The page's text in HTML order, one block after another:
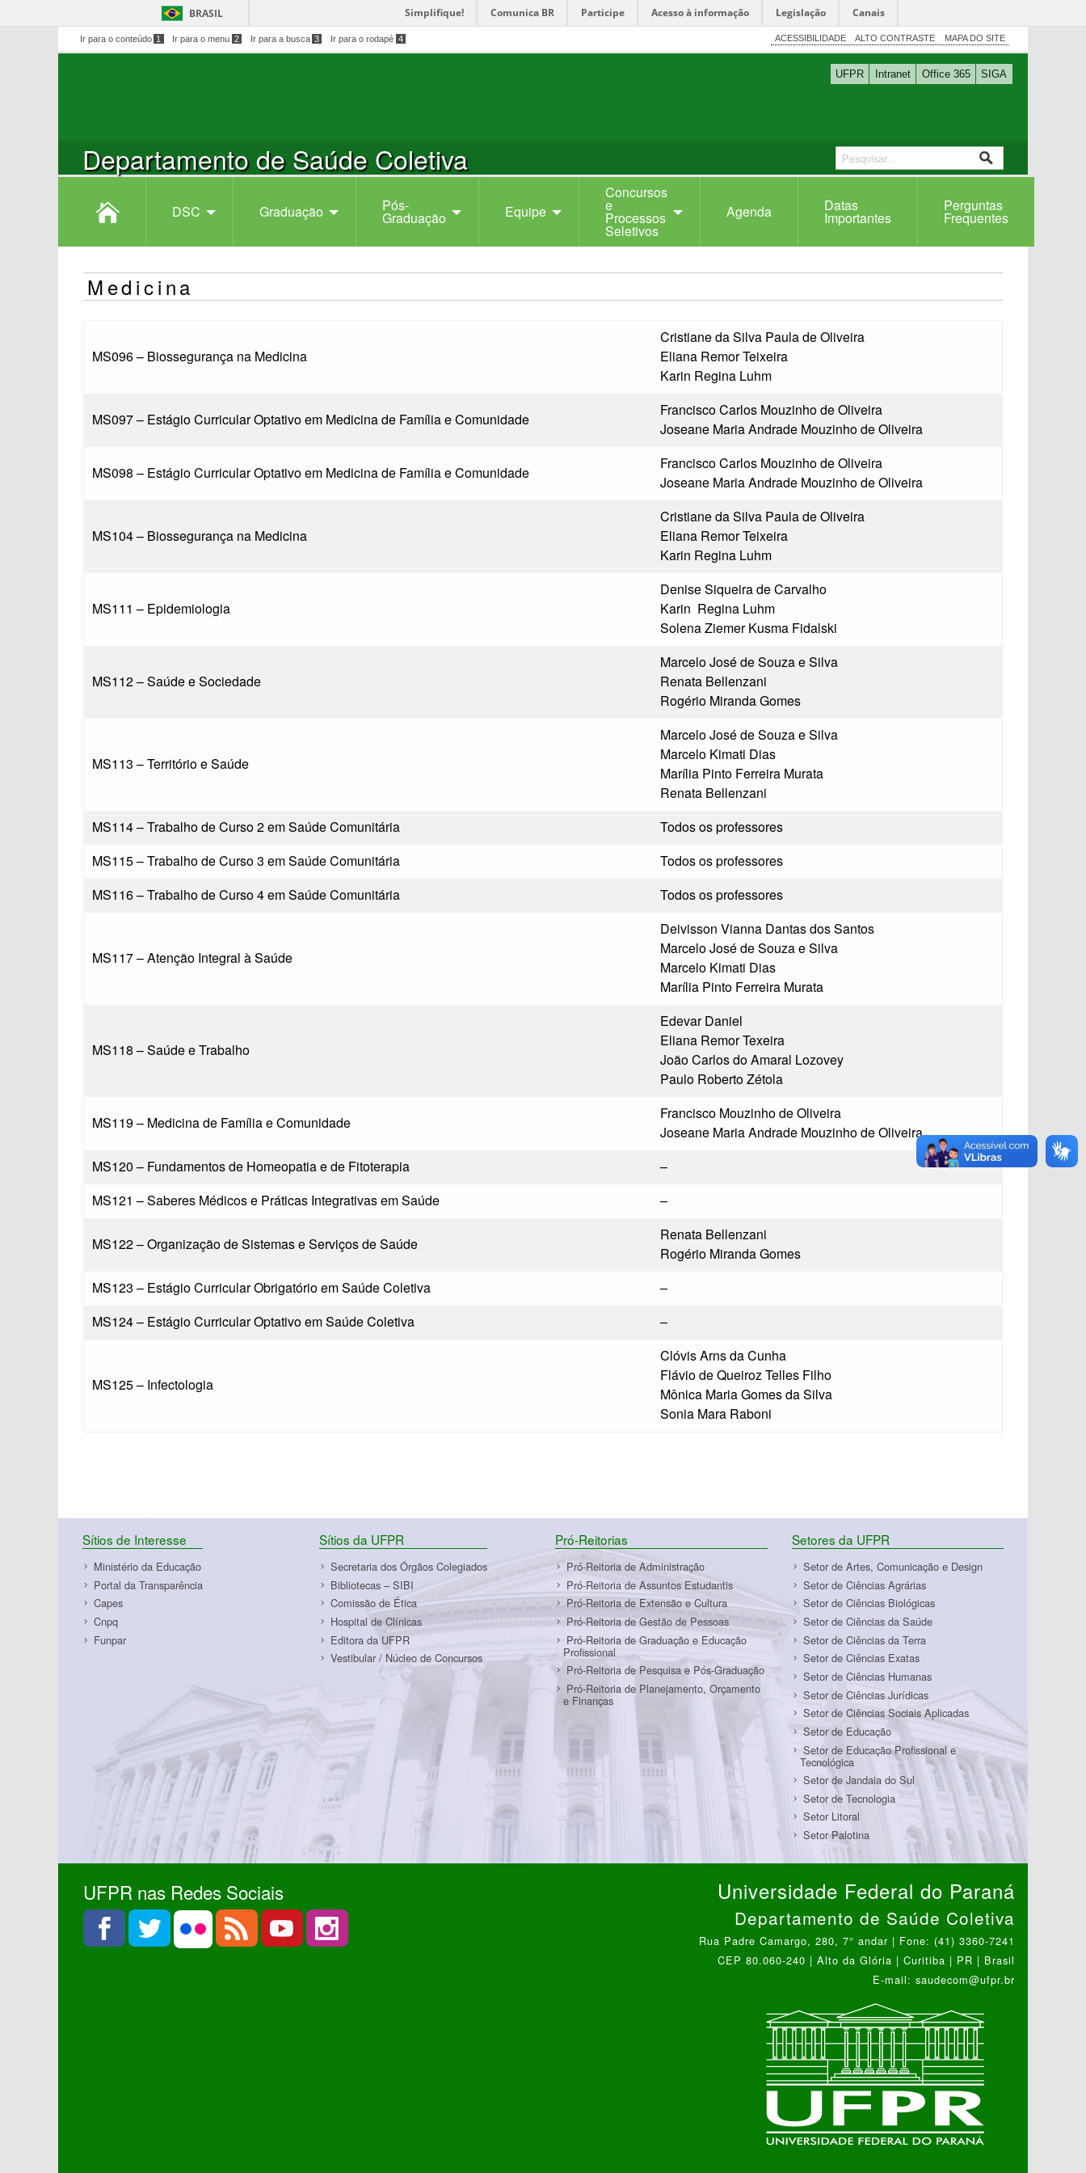
BRASIL Simplifique! Comunica BR Participe Acesso à informação Legislação Canais
Ir para o conteúdo 1 Ir para o menu 2 Ir para a busca 3 Ir para o rodapé 4 ACESSIBILIDADE ALTO CONTRASTE MAPA DO SITE
UFPR Intranet Office 365 SIGA
Departamento de Saúde Coletiva
DSC Graduação Pós-
Graduação Equipe
Concursos
e
Processos
Seletivos
Agenda Datas
Importantes
Perguntas
Frequentes
Medicina
MS096 – Biossegurança na Medicina
Cristiane da Silva Paula de Oliveira
Eliana Remor Teixeira
Karin Regina Luhm
MS097 – Estágio Curricular Optativo em Medicina de Família e Comunidade
Francisco Carlos Mouzinho de Oliveira
Joseane Maria Andrade Mouzinho de Oliveira
MS098 – Estágio Curricular Optativo em Medicina de Família e Comunidade
Francisco Carlos Mouzinho de Oliveira
Joseane Maria Andrade Mouzinho de Oliveira
MS104 – Biossegurança na Medicina
Cristiane da Silva Paula de Oliveira
Eliana Remor Teixeira
Karin Regina Luhm
MS111 – Epidemiologia
Denise Siqueira de Carvalho
Karin Regina Luhm
Solena Ziemer Kusma Fidalski
MS112 – Saúde e Sociedade
Marcelo José de Souza e Silva
Renata Bellenzani
Rogério Miranda Gomes
MS113 – Território e Saúde
Marcelo José de Souza e Silva
Marcelo Kimati Dias
Marília Pinto Ferreira Murata
Renata Bellenzani
MS114 – Trabalho de Curso 2 em Saúde Comunitária
Todos os professores
MS115 – Trabalho de Curso 3 em Saúde Comunitária
Todos os professores
MS116 – Trabalho de Curso 4 em Saúde Comunitária
Todos os professores
MS117 – Atenção Integral à Saúde
Deivisson Vianna Dantas dos Santos
Marcelo José de Souza e Silva
Marcelo Kimati Dias
Marília Pinto Ferreira Murata
MS118 – Saúde e Trabalho
Edevar Daniel
Eliana Remor Texeira
João Carlos do Amaral Lozovey
Paulo Roberto Zétola
MS119 – Medicina de Família e Comunidade
Francisco Mouzinho de Oliveira
Joseane Maria Andrade Mouzinho de Oliveira
MS120 – Fundamentos de Homeopatia e de Fitoterapia
–
MS121 – Saberes Médicos e Práticas Integrativas em Saúde
–
MS122 – Organização de Sistemas e Serviços de Saúde
Renata Bellenzani
Rogério Miranda Gomes
MS123 – Estágio Curricular Obrigatório em Saúde Coletiva
–
MS124 – Estágio Curricular Optativo em Saúde Coletiva
–
MS125 – Infectologia
Clóvis Arns da Cunha
Flávio de Queiroz Telles Filho
Mônica Maria Gomes da Silva
Sonia Mara Raboni
Sítios de Interesse
Ministério da Educação
Portal da Transparência
Capes
Cnpq
Funpar
Sítios da UFPR
Secretaria dos Órgãos Colegiados
Bibliotecas – SIBI
Comissão de Ética
Hospital de Clínicas
Editora da UFPR
Vestibular / Núcleo de Concursos
Pró-Reitorias
Pró-Reitoria de Administração
Pró-Reitoria de Assuntos Estudantis
Pró-Reitoria de Extensão e Cultura
Pró-Reitoria de Gestão de Pessoas
Pró-Reitoria de Graduação e Educação
Profissional
Pró-Reitoria de Pesquisa e Pós-Graduação
Pró-Reitoria de Planejamento, Orçamento
e Finanças
Setores da UFPR
Setor de Artes, Comunicação e Design
Setor de Ciências Agrárias
Setor de Ciências Biológicas
Setor de Ciências da Saúde
Setor de Ciências da Terra
Setor de Ciências Exatas
Setor de Ciências Humanas
Setor de Ciências Jurídicas
Setor de Ciências Sociais Aplicadas
Setor de Educação
Setor de Educação Profissional e
Tecnológica
Setor de Jandaia do Sul
Setor de Tecnologia
Setor Litoral
Setor Palotina
UFPR nas Redes Sociais Universidade Federal do Paraná
Departamento de Saúde Coletiva
Rua Padre Camargo, 280, 7° andar | Fone: (41) 3360-7241
CEP 80.060-240 | Alto da Glória | Curitiba | PR | Brasil
E-mail: saudecom@ufpr.br